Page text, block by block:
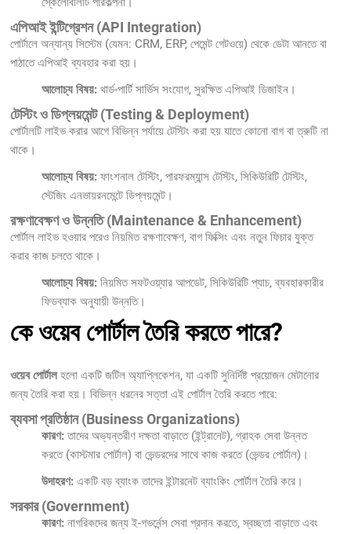
এপিআই ইন্টিগ্রেশন (API Integration)
পোর্টালে অন্যান্য সিস্টেম (যেমন: CRM, ERP, পেমেন্ট গেটওয়ে) থেকে ডেটা আনতে বা
পাঠাতে এপিআই ব্যবহার করা হয়।
আলোচ্য বিষয়: থার্ড-পার্টি সার্ভিস সংযোগ, সুরক্ষিত এপিআই ডিজাইন।
টেস্টিং ও ডিপ্লয়মেন্ট (Testing & Deployment)
পোর্টালটি লাইভ করার আগে বিভিন্ন পর্যায়ে টেস্টিং করা হয় যাতে কোনো বাগ বা ত্রুটি না
থাকে।
আলোচ্য বিষয়: ফাংশনাল টেস্টিং, পারফরম্যান্স টেস্টিং, সিকিউরিটি টেস্টিং,
স্টেজিং এনভায়রনমেন্টে ডিপ্লয়মেন্ট।
রক্ষণাবেক্ষণ ও উন্নতি (Maintenance & Enhancement)
পোর্টাল লাইভ হওয়ার পরেও নিয়মিত রক্ষণাবেক্ষণ, বাগ ফিক্সিং এবং নতুন ফিচার যুক্ত
করার কাজ চলতে থাকে।
আলোচ্য বিষয়: নিয়মিত সফটওয়্যার আপডেট, সিকিউরিটি প্যাচ, ব্যবহারকারীর
ফিডব্যাক অনুযায়ী উন্নতি।
কে ওয়েব পোর্টাল তৈরি করতে পারে?
ওয়েব পোর্টালহলো একটি জটিল অ্যাপ্লিকেশন, যা একটি সুনির্দিষ্ট প্রয়োজন মেটানোর
জন্য তৈরি করা হয়। বিভিন্ন ধরনের সত্তা এই পোর্টাল তৈরি করতে পারে:
ব্যবসা প্রতিষ্ঠান (Business Organizations)
কারণ:তাদের অভ্যন্তরীণ দক্ষতা বাড়াতে (ইন্ট্রানেট), গ্রাহক সেবা উন্নত
করতে (কাস্টমার পোর্টাল) বা ভেন্ডরদের সাথে কাজ করতে (ভেন্ডর পোর্টাল)।
উদাহরণ: একটি বড় ব্যাংক তাদের ইন্টারনেট ব্যাংকিং পোর্টাল তৈরি করে।
সরকার (Government)
কারণ: নাগরিকদের জন্য ই-গভর্নেন্স সেবা প্রদান করতে, স্বচ্ছতা বাড়াতে এবং